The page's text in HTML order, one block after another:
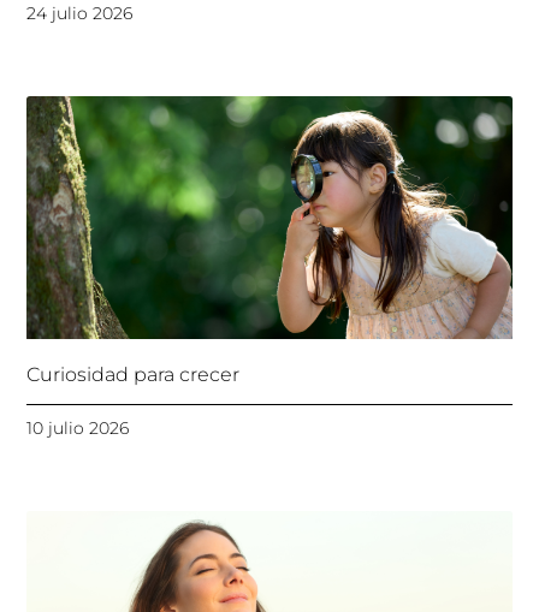
24 julio 2026
Curiosidad para crecer
10 julio 2026